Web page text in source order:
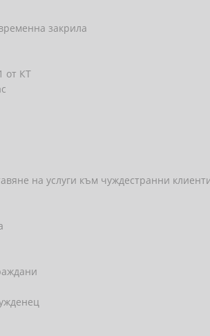
закрила
от КТ
на услуги към чуждестранни